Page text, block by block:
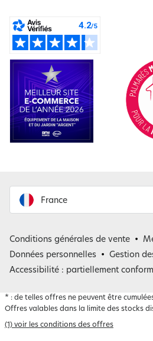
France
Belgique
Conditions générales de vente
Données personnelles
Gestion
Accessibilité : partiellement
* : de telles offres ne peuvent être
Offres valables dans la limite des stocks
(1) voir les conditions des offres